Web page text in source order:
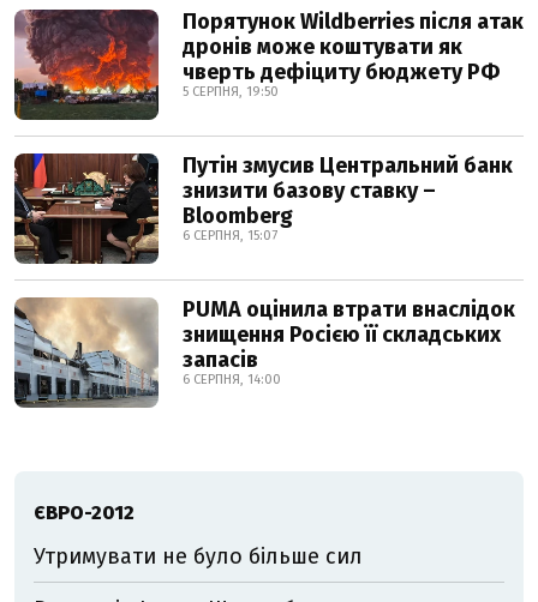
Порятунок Wildberries після атак
дронів може коштувати як
чверть дефіциту бюджету РФ
5 СЕРПНЯ, 19:50
Путін змусив Центральний банк
знизити базову ставку –
Bloomberg
6 СЕРПНЯ, 15:07
PUMA оцінила втрати внаслідок
знищення Росією її складських
запасів
6 СЕРПНЯ, 14:00
ЄВРО-2012
Утримувати не було більше сил